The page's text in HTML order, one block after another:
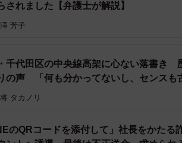
されました【弁護士が解説】
芳子
千代田区の中央線高架に心ない落書き
の声 「何も分かってないし、センスも
タカノリ
のQRコードを添付して」社長をかた